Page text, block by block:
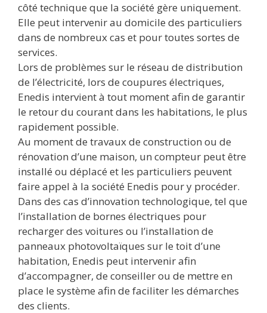
côté technique que la société gère uniquement.
Elle peut intervenir au domicile des particuliers
dans de nombreux cas et pour toutes sortes de
services.
Lors de problèmes sur le réseau de distribution
de l’électricité, lors de coupures électriques,
Enedis intervient à tout moment afin de garantir
le retour du courant dans les habitations, le plus
rapidement possible.
Au moment de travaux de construction ou de
rénovation d’une maison, un compteur peut être
installé ou déplacé et les particuliers peuvent
faire appel à la société Enedis pour y procéder.
Dans des cas d’innovation technologique, tel que
l’installation de bornes électriques pour
recharger des voitures ou l’installation de
panneaux photovoltaïques sur le toit d’une
habitation, Enedis peut intervenir afin
d’accompagner, de conseiller ou de mettre en
place le système afin de faciliter les démarches
des clients.